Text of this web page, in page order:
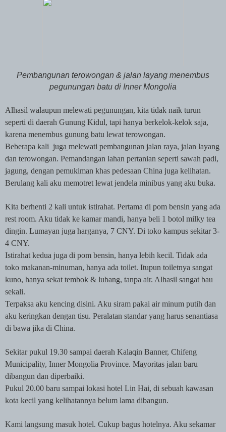
Pembangunan terowongan & jalan layang menembus
pegunungan batu di Inner Mongolia
Alhasil walaupun melewati pegunungan, kita tidak naik turun
seperti di daerah Gunung Kidul, tapi hanya berkelok-kelok saja,
karena menembus gunung batu lewat terowongan.
Beberapa kali juga melewati pembangunan jalan raya, jalan layang
dan terowongan. Pemandangan lahan pertanian seperti sawah padi,
jagung, dengan pemukiman khas pedesaan China juga kelihatan.
Berulang kali aku memotret lewat jendela minibus yang aku buka.
Kita berhenti 2 kali untuk istirahat. Pertama di pom bensin yang ada
rest room. Aku tidak ke kamar mandi, hanya beli 1 botol milky tea
dingin. Lumayan juga harganya, 7 CNY. Di toko kampus sekitar 3-
4 CNY.
Istirahat kedua juga di pom bensin, hanya lebih kecil. Tidak ada
toko makanan-minuman, hanya ada toilet. Itupun toiletnya sangat
kuno, hanya sekat tembok & lubang, tanpa air. Alhasil sangat bau
sekali.
Terpaksa aku kencing disini. Aku siram pakai air minum putih dan
aku keringkan dengan tisu. Peralatan standar yang harus senantiasa
di bawa jika di China.
Sekitar pukul 19.30 sampai daerah Kalaqin Banner, Chifeng
Municipality, Inner Mongolia Province. Mayoritas jalan baru
dibangun dan diperbaiki.
Pukul 20.00 baru sampai lokasi hotel Lin Hai, di sebuah kawasan
kota kecil yang kelihatannya belum lama dibangun.
Kami langsung masuk hotel. Cukup bagus hotelnya. Aku sekamar